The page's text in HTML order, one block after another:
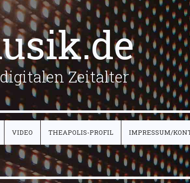
Zeitalter
VIDEO THEAPOLIS-PROFIL IMPRESSUM/